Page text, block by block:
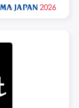
設装置の交換用コ